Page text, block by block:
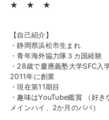
★ ★ ★
【自己紹介】
・静岡県浜松市生まれ
・青年海外協力隊３カ国経験
・28歳で慶應義塾大学SFC入
2011年に創業
・現在第11期目
・趣味はYouTube鑑賞 （好き
メインハイ、2か月のパパ）